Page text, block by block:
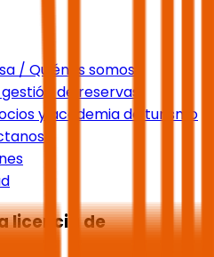
/ Quiénes somos
de reservas
y academia de turismo
licencia de